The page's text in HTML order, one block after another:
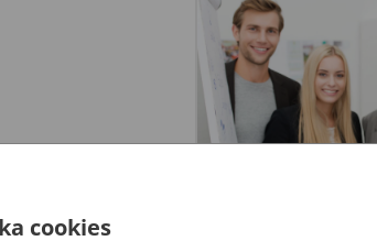
cookies